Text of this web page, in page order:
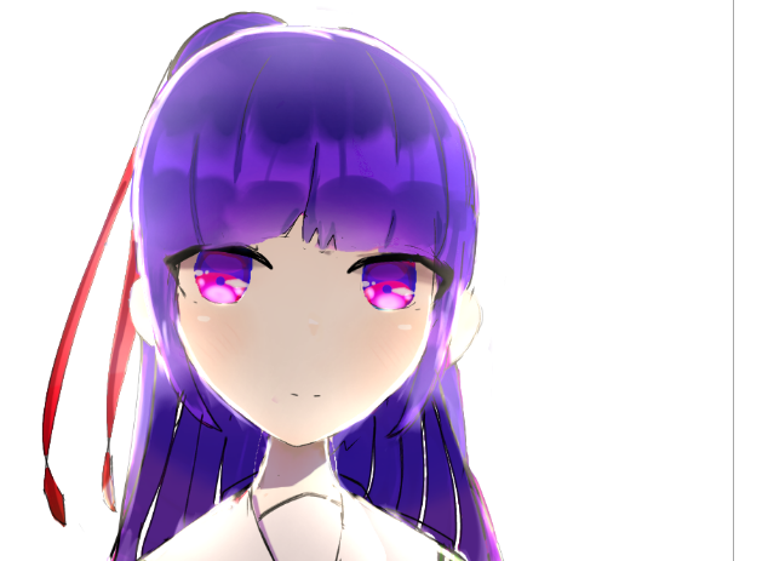
読みたい本が
見つかる
大人気
シリーズに
出会える